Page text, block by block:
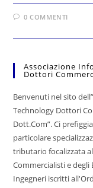
0 COMMENTI
Associazione
Dottori
Benvenuti nel sito
Technology Dottori
Dott.Com”. Ci
particolare
tributario focalizzata
Commercialisti e degli
Ingegneri iscritti